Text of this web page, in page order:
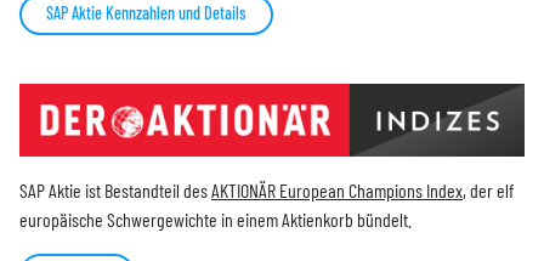
SAP Aktie Kennzahlen und Details
SAP Aktie ist Bestandteil desAKTIONÄR European Champions Index, der elf
europäische Schwergewichte in einem Aktienkorb bündelt.